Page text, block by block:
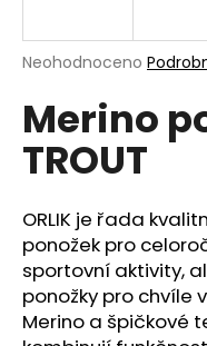
Průměrné
produktu
je
0,0
hvězdiček.
Neohodnoceno
Merino
TROUT
ORLIK je řada
ponožek pro
sportovní aktivity,
ponožky pro chvíle
Merino a špičkové
a
j
í
t
?